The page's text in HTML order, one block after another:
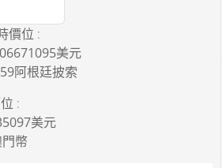
價位 :
美元
阿根廷披索
:
美元
幣